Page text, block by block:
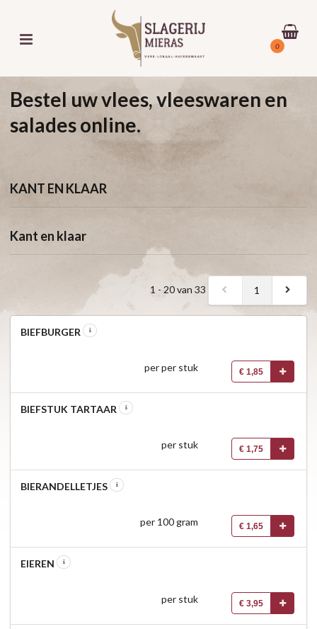
0
Bestel uw vlees, vleeswaren en
salades online.
KANT EN KLAAR
Kant en klaar
1 - 20 van 33 1
BIEFBURGER
per per stuk € 1,85
BIEFSTUK TARTAAR
per stuk € 1,75
BIERANDELLETJES
per 100 gram € 1,65
EIEREN
per stuk € 3,95